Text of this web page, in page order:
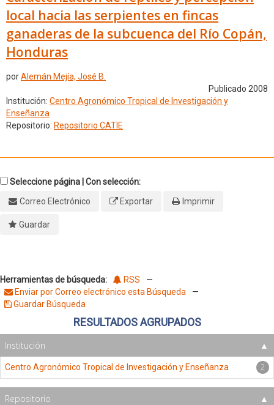
local hacia las serpientes en fincas
ganaderas de la subcuenca del Río Copán,
Honduras
porAlemán Mejía, José B.
Publicado 2008
Institución: Centro Agronómico Tropical de Investigación y
Enseñanza
Repositorio: Repositorio CATIE
Seleccione página | Con selección:
Correo Electrónico
Exportar Imprimir
Guardar
Herramientas de búsqueda: RSS
—
Enviar por Correo electrónico esta Búsqueda
—
Guardar Búsqueda
RESULTADOS AGRUPADOS
Institución
Centro Agronómico Tropical de Investigación y Enseñanza 2
Repositorio